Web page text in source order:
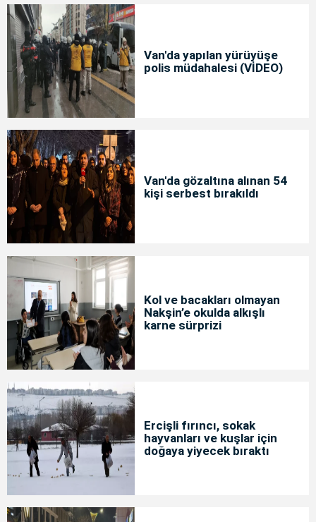
Van'da yapılan yürüyüşe
polis müdahalesi (VİDEO)
Van'da gözaltına alınan 54
kişi serbest bırakıldı
Kol ve bacakları olmayan
Nakşin’e okulda alkışlı
karne sürprizi
Ercişli fırıncı, sokak
hayvanları ve kuşlar için
doğaya yiyecek bıraktı